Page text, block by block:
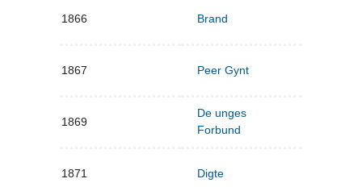
1866 Brand
1867 Peer Gynt
1869
De unges
Forbund
1871 Digte